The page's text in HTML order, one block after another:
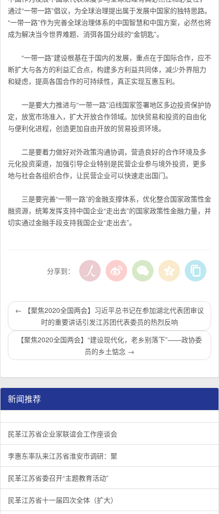
通过“一带一路”倡议，为全球治理提出属于发展中国家的独特思路。
“一带一路”作为完善全球治理体系的中国智慧和中国方案，必然也将
成为解决当今世界难题、消弭各国分歧的“金钥匙”。
“一带一路”建设根基在于国内的发展，重点在于国际合作，应不
断扩大与各方的利益汇合点，构建多方利益共同体，减少外界阻力
和疑虑，提高各国合作的可持续性，真正实现互惠互利。
一是要大力推进与“一带一路”沿线国家签署地区多边投资保护协
定，放宽市场准入，扩大开放合作领域。加快贸易和投资的自由化
与便利化进程，创造更加自由开放的贸易投资环境。
二是要着力做好对外政策沟通协调，营造良好的合作环境及多
元化投资渠道，加强引导企业特别是民营企业参与境外投资，更多
地与社会各组织合作，让民营企业可以快速走出国门。
三是要完善“一带一路”的金融支撑体系，优化整合国家政策性金
融资源，统筹发挥支持中国企业“走出去”的国家政策性金融力量，并
切实通过金融手段支持我国企业“走出去”。
分享到：
← 【聚焦2020全国两会】习近平总书记在参加湖北代表团审议
时的重要讲话引发江苏团代表委员的热烈反响
【聚焦2020全国两会】“建设现代化，老乡别落下”——政协委
员的乡土惦念 →
新闻推荐
民革江苏省企业家联谊会工作座谈会在宁召开
1/3 李惠东率队来江苏省淮安市调研：聚焦民革党员之家建设管
2/3 民革江苏省委召开“主题教育活动” 领导班子民主生活会
3/3
民革江苏省企业家联谊会工作座谈会
李惠东率队来江苏省淮安市调研：聚
民革江苏省委召开“主题教育活动”
民革江苏省十一届四次全体（扩大）